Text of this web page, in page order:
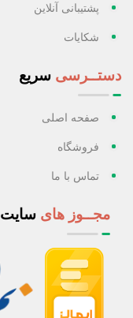
پشتیبانی آنلاین
شکایات
دستــرسی سریع
صفحه اصلی
فروشگاه
تماس با ما
مجــوز های سایت